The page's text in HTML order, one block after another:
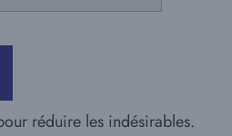
réduire les indésirables.